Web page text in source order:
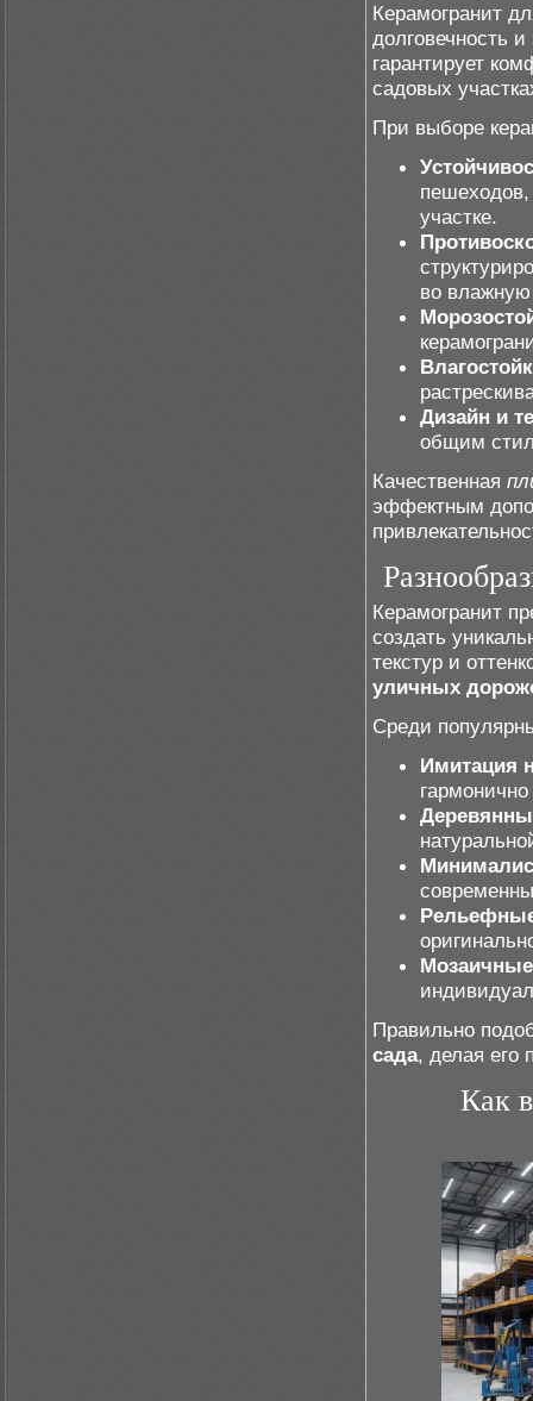
Керамогранит
долговечность
гарантирует
садовых
При выборе
участке.
во влажную
Дизайн и
общим
Качественная
эффектным
Керамогранит
создать
текстур и
уличных
Среди
Имитация
Правильно
сада, делая его
Как